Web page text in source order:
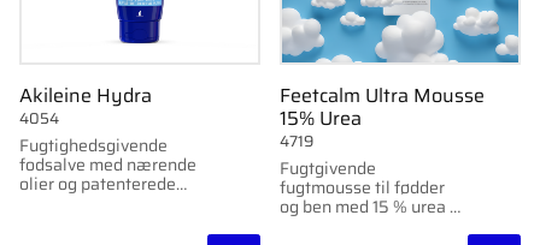
Akileine Hydra
Fugtighedsgivende
fodsalve med nærende
olier og patenterede
4054
Feetcalm Ultra Mousse
15% Urea
Fugtgivende
fugtmousse til fødder
og ben med 15 % urea –
4719